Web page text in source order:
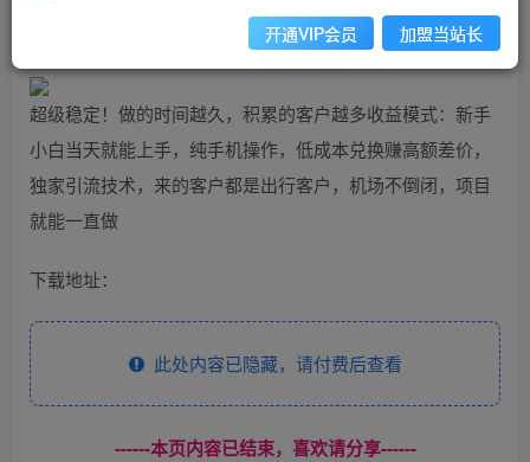
超级稳定！做的时间越久，积累的客户越多收益模式：新手
小白当天就能上手，纯手机操作，低成本兑换赚高额差价，
独家引流技术，来的客户都是出行客户，机场不倒闭，项目
就能一直做
下载地址：
此处内容已隐藏，请付费后查看
------本页内容已结束，喜欢请分享------
开通VIP会员 加盟当站长